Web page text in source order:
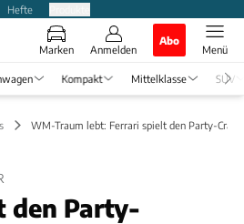
Hefte
Marken Anmelden
Abo
Menü
Kompakt Mittelklasse SUV
WM-Traum lebt: Ferrari spielt den Party-
den Party-